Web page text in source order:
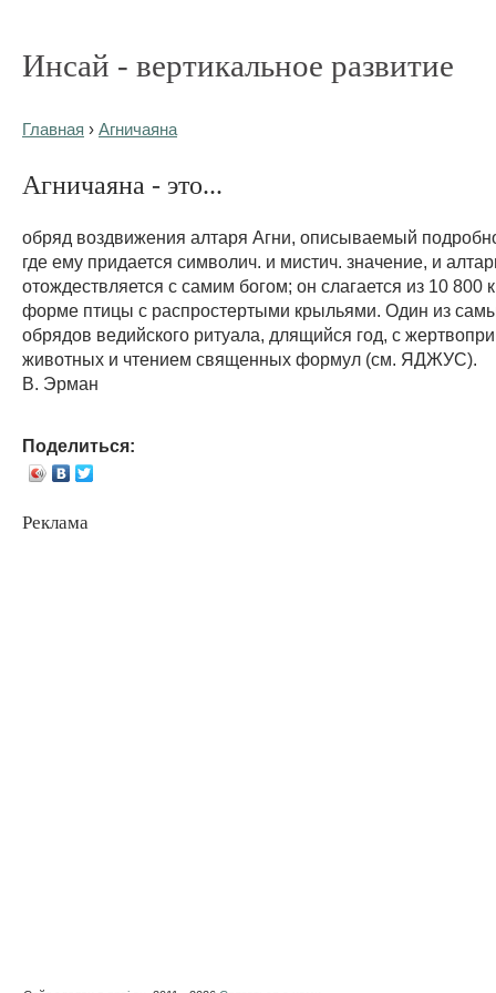
Инсай - вертикальное развитие
Главная › Агничаяна
Агничаяна - это...
обряд воздвижения алтаря Агни, описываемый
где ему придается символич. и мистич. значение, и
отождествляется с самим богом; он слагается из 10 800
форме птицы с распростертыми крыльями. Один из
обрядов ведийского ритуала, длящийся год, с
животных и чтением священных формул (см. ЯДЖУС).
В. Эрман
Поделиться:
Реклама